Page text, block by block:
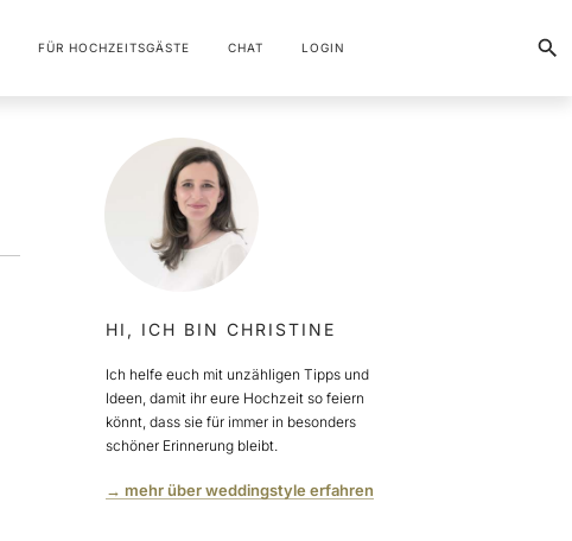
FÜR HOCHZEITSGÄSTE CHAT LOGIN
HI, ICH BIN CHRISTINE
Ich helfe euch mit unzähligen Tipps und
Ideen, damit ihr eure Hochzeit so feiern
könnt, dass sie für immer in besonders
schöner Erinnerung bleibt.
→ mehr über weddingstyle erfahren